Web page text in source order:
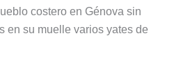
costero en Génova sin
en su muelle varios yates de